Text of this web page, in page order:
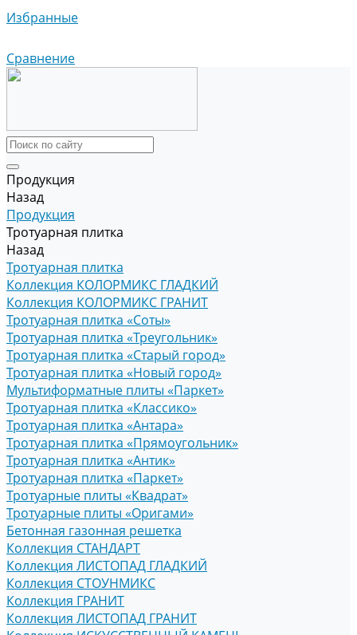
Избранные
Сравнение
Продукция
Назад
Продукция
Тротуарная плитка
Назад
Тротуарная плитка
Коллекция КОЛОРМИКС ГЛАДКИЙ
Коллекция КОЛОРМИКС ГРАНИТ
Тротуарная плитка «Соты»
Тротуарная плитка «Треугольник»
Тротуарная плитка «Старый город»
Тротуарная плитка «Новый город»
Мультиформатные плиты «Паркет»
Тротуарная плитка «Классико»
Тротуарная плитка «Антара»
Тротуарная плитка «Прямоугольник»
Тротуарная плитка «Антик»
Тротуарная плитка «Паркет»
Тротуарные плиты «Квадрат»
Тротуарные плиты «Оригами»
Бетонная газонная решетка
Коллекция СТАНДАРТ
Коллекция ЛИСТОПАД ГЛАДКИЙ
Коллекция СТОУНМИКС
Коллекция ГРАНИТ
Коллекция ЛИСТОПАД ГРАНИТ